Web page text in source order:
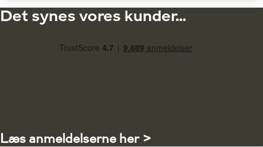
Det synes vores kunder...
Læs anmeldelserne her >